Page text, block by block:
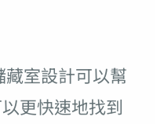
藏室設計可以幫
更快速地找到